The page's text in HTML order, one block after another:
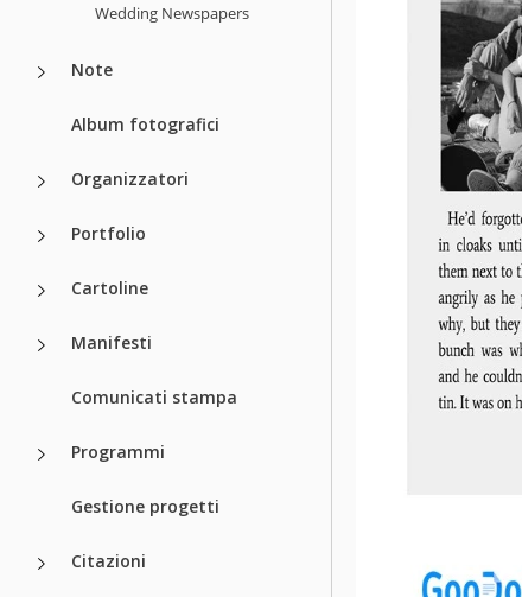
Wedding Newspapers
Note
Album fotografici
Organizzatori
Portfolio
Cartoline
Manifesti
Comunicati stampa
Programmi
Gestione progetti
Citazioni